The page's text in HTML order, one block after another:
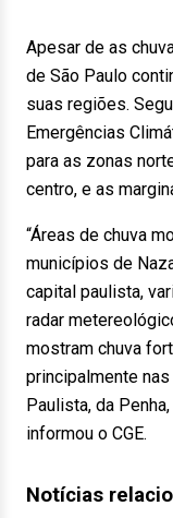
Apesar de as
de São Paulo
suas regiões.
Emergências
para as zonas
centro, e as
“Áreas de chuva
municípios de
capital paulista,
radar
mostram chuva
principalmente
Paulista, da
informou o CGE.
Notícias